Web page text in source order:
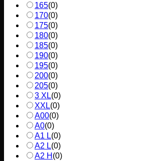
165(0)
170(0)
175(0)
180(0)
185(0)
190(0)
195(0)
200(0)
205(0)
3 XL(0)
XXL(0)
A00(0)
A0(0)
A1 L(0)
A2 L(0)
A2 H (0)